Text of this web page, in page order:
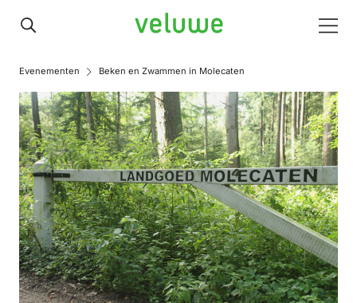
Veluwe
Evenementen Beken en Zwammen in Molecaten